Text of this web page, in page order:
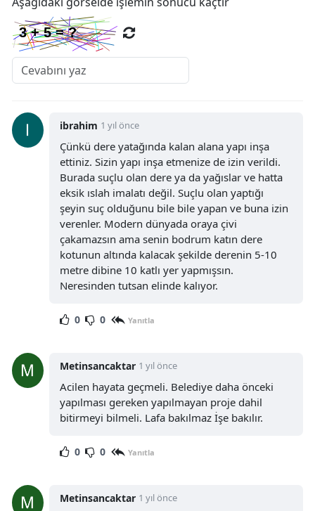
ibrahim 1 yıl önce
Çünkü dere yatağında kalan alana yapı inşa
ettiniz. Sizin yapı inşa etmenize de izin verildi.
Burada suçlu olan dere ya da yağıslar ve hatta
eksik ıslah imalatı değil. Suçlu olan yaptığı
şeyin suç olduğunu bile bile yapan ve buna izin
verenler. Modern dünyada oraya çivi
çakamazsın ama senin bodrum katın dere
kotunun altında kalacak şekilde derenin 5-10
metre dibine 10 katlı yer yapmışsın.
Neresinden tutsan elinde kalıyor.
0 0 Yanıtla
Metinsancaktar 1 yıl önce
Acilen hayata geçmeli. Belediye daha önceki
yapılması gereken yapılmayan proje dahil
bitirmeyi bilmeli. Lafa bakılmaz İşe bakılır.
0 0 Yanıtla
Metinsancaktar 1 yıl önce